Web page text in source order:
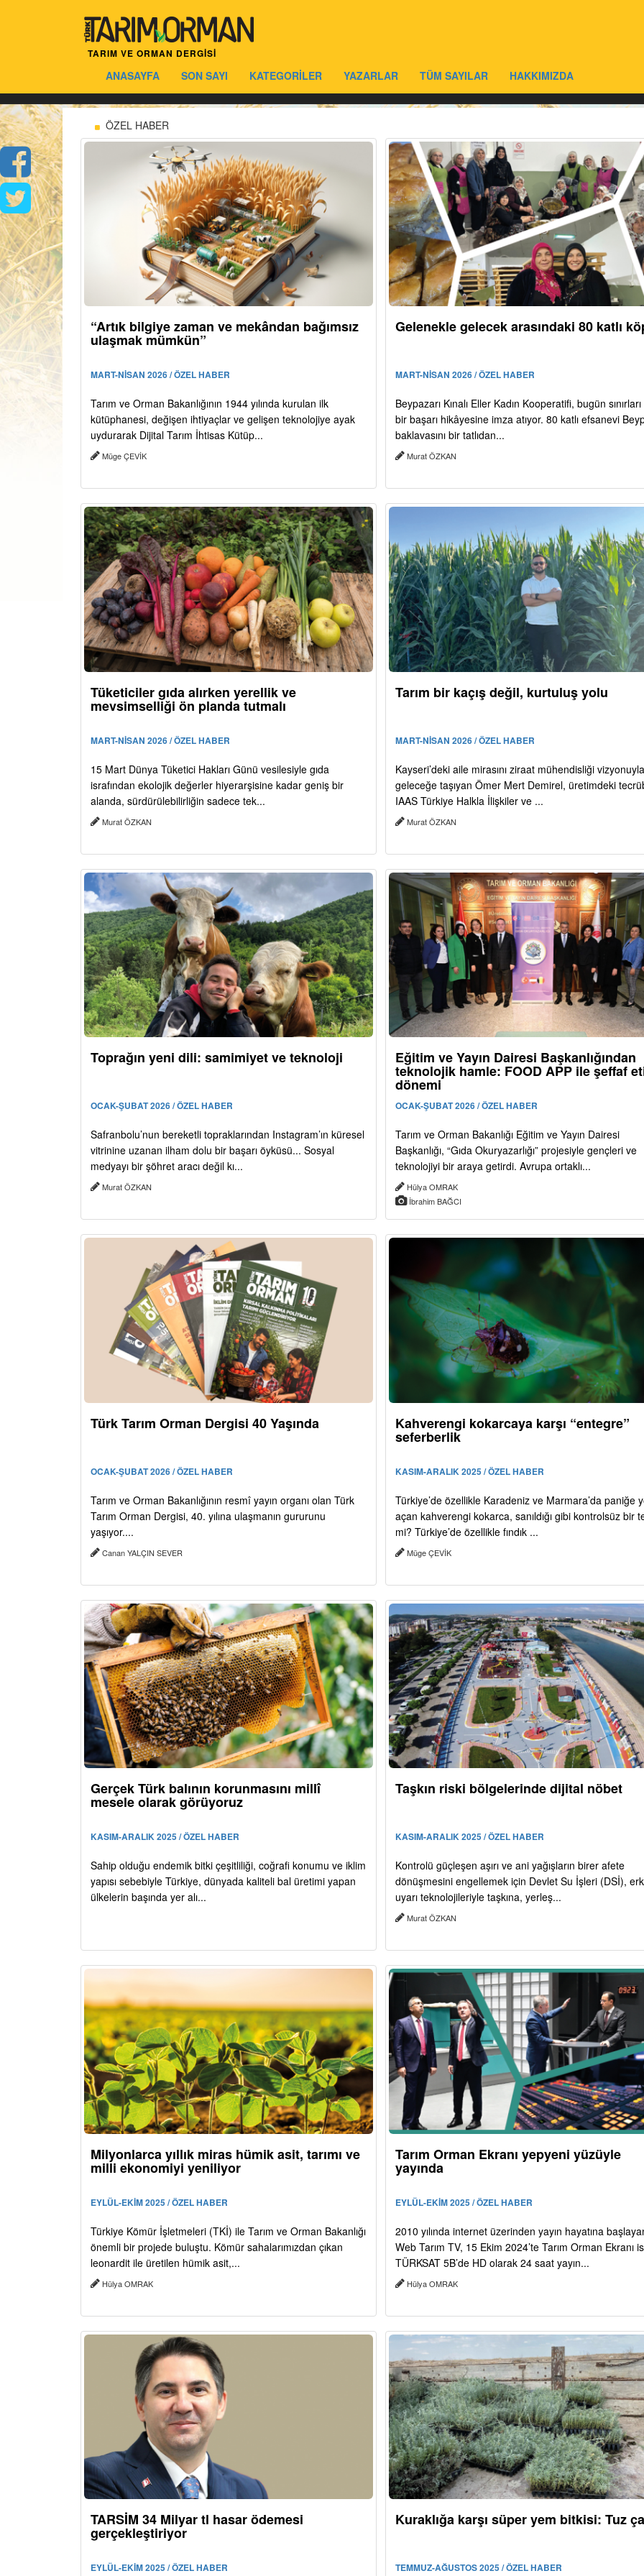
TARIM VE ORMAN DERGİSİ
ANASAYFA SON SAYI KATEGORİLER YAZARLAR TÜM SAYILAR HAKKIMIZDA
ÖZEL HABER
“Artık bilgiye zaman ve mekândan bağımsız
ulaşmak mümkün”
MART-NİSAN 2026 / ÖZEL HABER
Tarım ve Orman Bakanlığının 1944 yılında kurulan ilk
kütüphanesi, değişen ihtiyaçlar ve gelişen teknolojiye ayak
uydurarak Dijital Tarım İhtisas Kütüp...
Müge ÇEVİK
Gelenekle gelecek arasındaki 80 katlı
MART-NİSAN 2026 / ÖZEL HABER
Beypazarı Kınalı Eller Kadın Kooperatifi, bugün
bir başarı hikâyesine imza atıyor. 80 katlı efsanevi
baklavasını bir tatlıdan...
Murat ÖZKAN
Tüketiciler gıda alırken yerellik ve
mevsimselliği ön planda tutmalı
MART-NİSAN 2026 / ÖZEL HABER
15 Mart Dünya Tüketici Hakları Günü vesilesiyle gıda
israfından ekolojik değerler hiyerarşisine kadar geniş bir
alanda, sürdürülebilirliğin sadece tek...
Murat ÖZKAN
Tarım bir kaçış değil, kurtuluş yolu
MART-NİSAN 2026 / ÖZEL HABER
Kayseri’deki aile mirasını ziraat mühendisliği vizyonuyla
geleceğe taşıyan Ömer Mert Demirel, üretimdeki
IAAS Türkiye Halkla İlişkiler ve ...
Murat ÖZKAN
Toprağın yeni dili: samimiyet ve teknoloji
OCAK-ŞUBAT 2026 / ÖZEL HABER
Safranbolu’nun bereketli topraklarından Instagram’ın küresel
vitrinine uzanan ilham dolu bir başarı öyküsü... Sosyal
medyayı bir şöhret aracı değil kı...
Murat ÖZKAN
Eğitim ve Yayın Dairesi Başkanlığından
teknolojik hamle: FOOD APP ile şeffaf
dönemi
OCAK-ŞUBAT 2026 / ÖZEL HABER
Tarım ve Orman Bakanlığı Eğitim ve Yayın Dairesi
Başkanlığı, “Gıda Okuryazarlığı” projesiyle gençleri ve
teknolojiyi bir araya getirdi. Avrupa ortaklı...
Hülya OMRAK
İbrahim BAĞCI
Türk Tarım Orman Dergisi 40 Yaşında
OCAK-ŞUBAT 2026 / ÖZEL HABER
Tarım ve Orman Bakanlığının resmî yayın organı olan Türk
Tarım Orman Dergisi, 40. yılına ulaşmanın gururunu
yaşıyor....
Canan YALÇIN SEVER
Kahverengi kokarcaya karşı “entegre”
seferberlik
KASIM-ARALIK 2025 / ÖZEL HABER
Türkiye’de özellikle Karadeniz ve Marmara’da paniğe
açan kahverengi kokarca, sanıldığı gibi kontrolsüz bir
mi? Türkiye’de özellikle fındık ...
Müge ÇEVİK
Gerçek Türk balının korunmasını millî
mesele olarak görüyoruz
KASIM-ARALIK 2025 / ÖZEL HABER
Sahip olduğu endemik bitki çeşitliliği, coğrafi konumu ve iklim
yapısı sebebiyle Türkiye, dünyada kaliteli bal üretimi yapan
ülkelerin başında yer alı...
Taşkın riski bölgelerinde dijital nöbet
KASIM-ARALIK 2025 / ÖZEL HABER
Kontrolü güçleşen aşırı ve ani yağışların birer afete
dönüşmesini engellemek için Devlet Su İşleri (DSİ),
uyarı teknolojileriyle taşkına, yerleş...
Murat ÖZKAN
Milyonlarca yıllık miras hümik asit, tarımı ve
milli ekonomiyi yeniliyor
EYLÜL-EKİM 2025 / ÖZEL HABER
Türkiye Kömür İşletmeleri (TKİ) ile Tarım ve Orman Bakanlığı
önemli bir projede buluştu. Kömür sahalarımızdan çıkan
leonardit ile üretilen hümik asit,...
Hülya OMRAK
Tarım Orman Ekranı yepyeni yüzüyle
yayında
EYLÜL-EKİM 2025 / ÖZEL HABER
2010 yılında internet üzerinden yayın hayatına
Web Tarım TV, 15 Ekim 2024’te Tarım Orman Ekranı
TÜRKSAT 5B’de HD olarak 24 saat yayın...
Hülya OMRAK
TARSİM 34 Milyar tl hasar ödemesi
gerçekleştiriyor
EYLÜL-EKİM 2025 / ÖZEL HABER
Kuraklığa karşı süper yem bitkisi: Tuz
TEMMUZ-AĞUSTOS 2025 / ÖZEL HABER